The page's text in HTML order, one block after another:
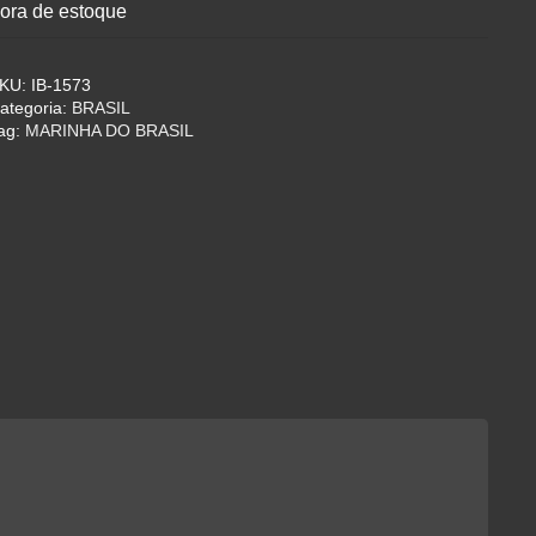
de estoque
IB-1573
BRASIL
MARINHA DO BRASIL